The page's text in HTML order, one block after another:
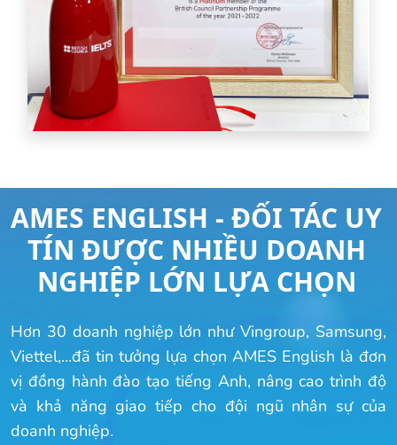
AMES ENGLISH - ĐỐI TÁC UY
TÍN ĐƯỢC NHIỀU DOANH
NGHIỆP LỚN LỰA CHỌN
Hơn 30 doanh nghiệp lớn như Vingroup, Samsung,
Viettel,...đã tin tưởng lựa chọn AMES English là đơn
vị đồng hành đào tạo tiếng Anh, nâng cao trình độ
và khả năng giao tiếp cho đội ngũ nhân sự của
doanh nghiệp.